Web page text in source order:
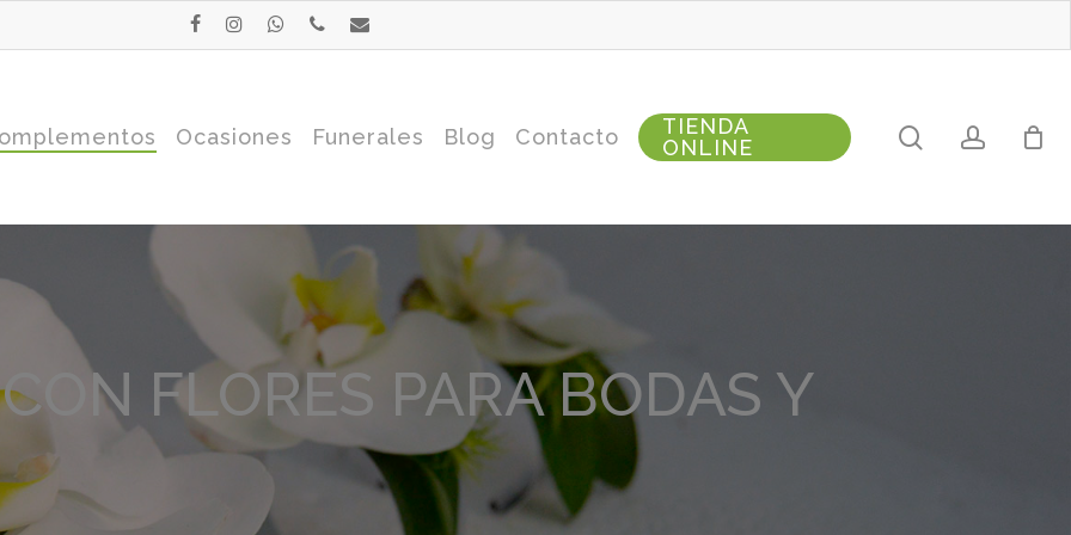
facebookinstagramwhatsappphoneemail
Ocasiones Funerales Blog Contacto
TIENDA
ONLINE
search
FLORES PARA BODAS Y